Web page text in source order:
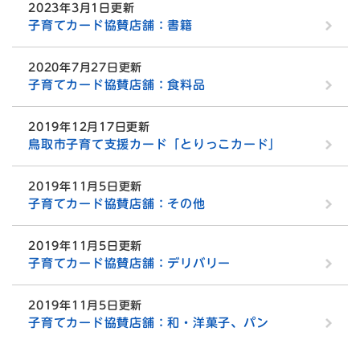
2023年3月1日更新
子育てカード協賛店舗：書籍
2020年7月27日更新
子育てカード協賛店舗：食料品
2019年12月17日更新
鳥取市子育て支援カード「とりっこカード」
2019年11月5日更新
子育てカード協賛店舗：その他
2019年11月5日更新
子育てカード協賛店舗：デリバリー
2019年11月5日更新
子育てカード協賛店舗：和・洋菓子、パン